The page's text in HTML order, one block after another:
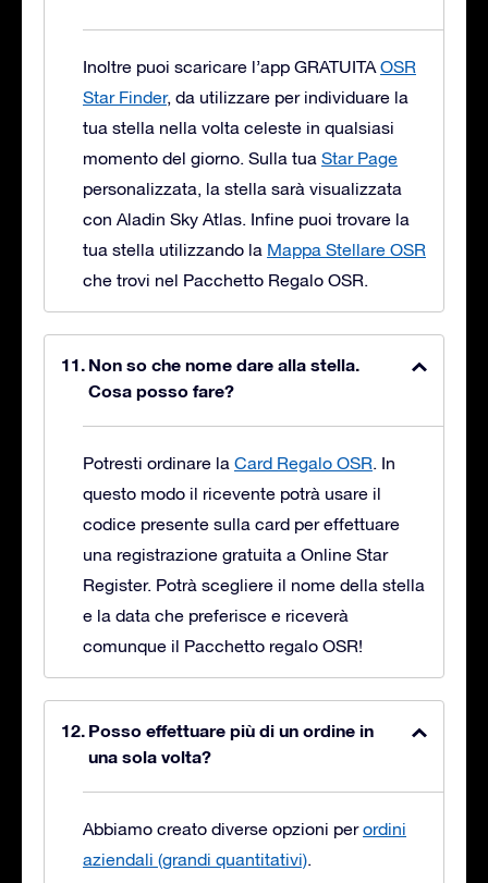
Inoltre puoi scaricare l’app GRATUITA OSR
Star Finder, da utilizzare per individuare la
tua stella nella volta celeste in qualsiasi
momento del giorno. Sulla tua Star Page
personalizzata, la stella sarà visualizzata
con Aladin Sky Atlas. Infine puoi trovare la
tua stella utilizzando la Mappa Stellare OSR
che trovi nel Pacchetto Regalo OSR.
Non so che nome dare alla stella.
Cosa posso fare?
Potresti ordinare la Card Regalo OSR. In
questo modo il ricevente potrà usare il
codice presente sulla card per effettuare
una registrazione gratuita a Online Star
Register. Potrà scegliere il nome della stella
e la data che preferisce e riceverà
comunque il Pacchetto regalo OSR!
Posso effettuare più di un ordine in
una sola volta?
Abbiamo creato diverse opzioni perordini
aziendali (grandi quantitativi).